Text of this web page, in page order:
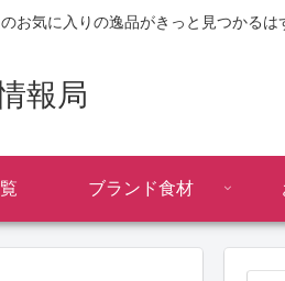
お気に入りの逸品がきっと見つかるは
報局
ブランド食材